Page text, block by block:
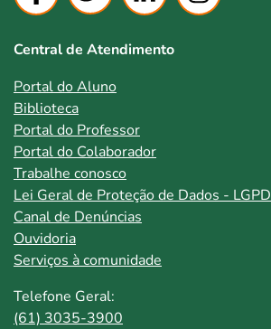
Central de Atendimento
Portal do Aluno
Biblioteca
Portal do Professor
Portal do Colaborador
Trabalhe conosco
Lei Geral de Proteção de Dados - LGPD
Canal de Denúncias
Ouvidoria
Serviços à comunidade
Telefone Geral:
(61) 3035-3900